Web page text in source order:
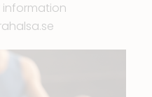
information